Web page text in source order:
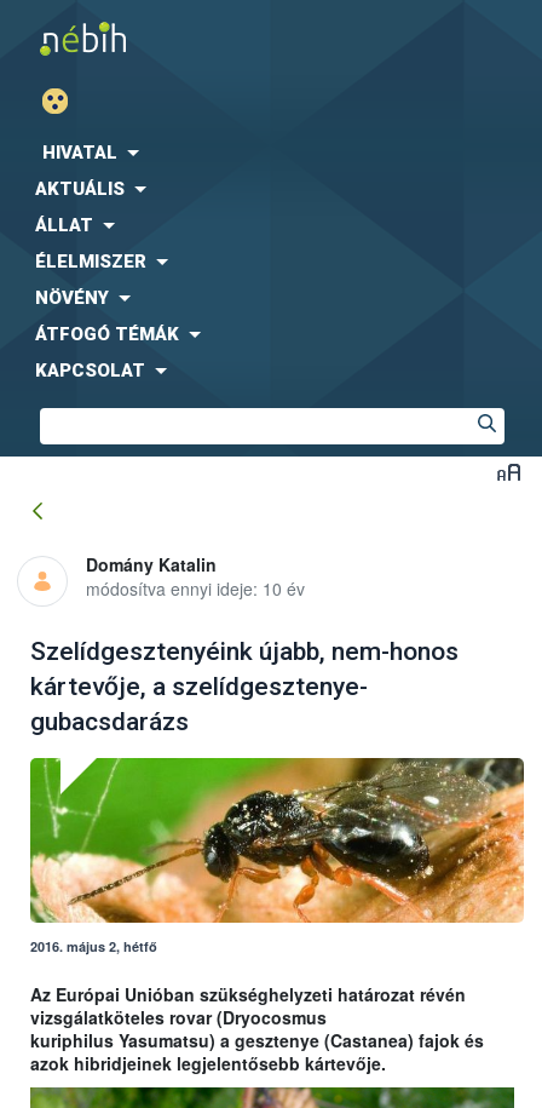
HIVATAL
AKTUÁLIS
ÁLLAT
ÉLELMISZER
NÖVÉNY
ÁTFOGÓ TÉMÁK
KAPCSOLAT
Domány Katalin
módosítva ennyi ideje: 10 év
Szelídgesztenyéink újabb, nem-honos
kártevője, a szelídgesztenye-
gubacsdarázs
2016. május 2, hétfő
Az Európai Unióban szükséghelyzeti határozat révén
vizsgálatköteles rovar (Dryocosmus
kuriphilus Yasumatsu) a gesztenye (Castanea) fajok és
azok hibridjeinek legjelentősebb kártevője.